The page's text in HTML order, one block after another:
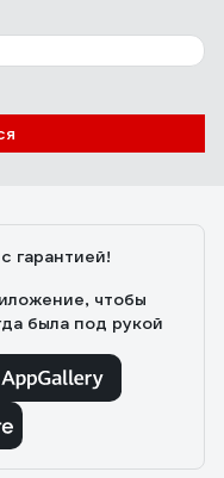
гарантией!
чтобы
была под рукой